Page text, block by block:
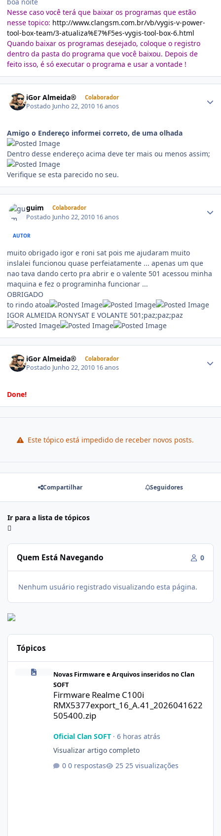
Nesse caso você terá que baixar os programas que estão
nesse topico: http://www.clangsm.com.br/vb/vygis-v-power-
tool-box-team/3-atualiza%E7%F5es-vygis-tool-box-6.html
Quando baixar os programas desejado, coloque o registro
dentro da pasta do programa que você baixou. Depois de
feito isso, é só executar o programa e usar a vontade !
iGor Almeida® Colaborador
Postado Junho 22, 2010 16 anos
Amigo o Endereço informei correto, de uma olhada
Dentro desse endereço acima deve ter mais ou menos assim;
Verifique se esta parecido no seu.
guim Colaborador
Postado Junho 22, 2010 16 anos
AUTOR
muito obrigado igor e roni sat pois me ajudaram muito
inslalei funcionou quase perfeiatamente ... apenas um que
nao tava dando certo pra abrir e o valente 501 acessou minha
maquina e fez o programinha funcionar ...
OBRIGADO
to rindo atoa
IGOR ALMEIDA RONYSAT E VOLANTE 501;paz;paz;paz
iGor Almeida® Colaborador
Postado Junho 22, 2010 16 anos
Done!
Este tópico está impedido de receber novos posts.
Compartilhar Seguidores
Ir para a lista de tópicos
Quem Está Navegando 0
Nenhum usuário registrado visualizando esta página.
Tópicos
Firmware Realme C100i
Novas Firmware e Arquivos inseridos no Clan
SOFT
Firmware Realme C100i
RMX5377export_16_A.41_2026041622
505400.zip
Oficial Clan SOFT· 6 horas atrás
Visualizar artigo completo
0 respostas
25 visualizações